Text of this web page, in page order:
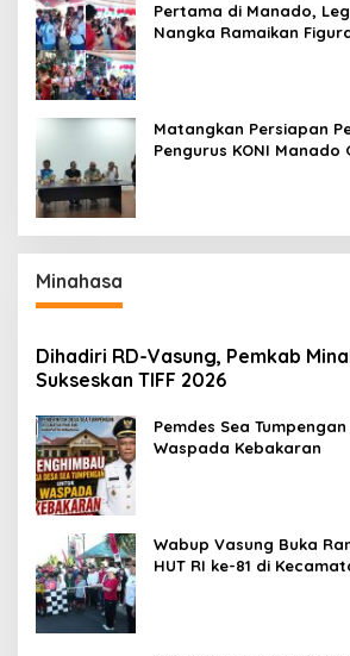
Pertama di Manado,
Nangka Ramaikan
Matangkan Persiapan
Pengurus KONI Manado
Minahasa
Dihadiri RD-Vasung, Pemkab
Sukseskan TIFF 2026
Pemdes Sea
Waspada Kebakaran
Wabup Vasung Buka
HUT RI ke-81 di